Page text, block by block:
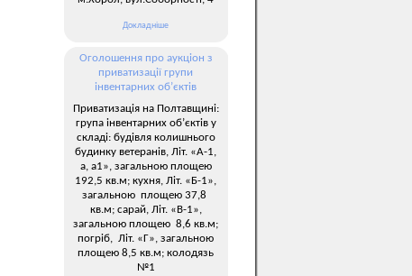
Докладніше
Оголошення про аукціон з
приватизації групи
інвентарних об’єктів
Приватизація на Полтавщині:
група інвентарних об’єктів у
складі: будівля колишнього
будинку ветеранів, Літ. «А-1,
а, а1», загальною площею
192,5 кв.м; кухня, Літ. «Б-1»,
загальною площею 37,8
кв.м; сарай, Літ. «В-1»,
загальною площею 8,6 кв.м;
погріб, Літ. «Г», загальною
площею 8,5 кв.м; колодязь
№1